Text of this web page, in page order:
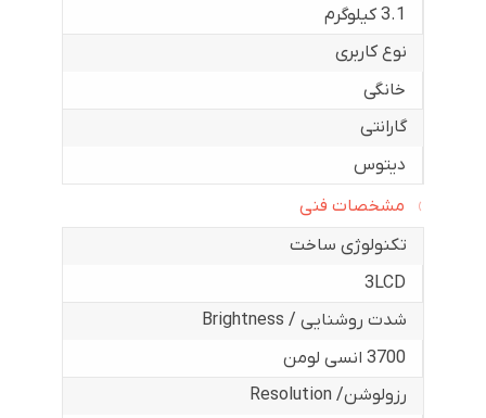
3.1 کیلوگرم
نوع کاربری
خانگی
گارانتی
دیتوس
مشخصات فنی
تکنولوژی ساخت
3LCD
شدت روشنایی / Brightness
3700 انسی لومن
رزولوشن/ Resolution